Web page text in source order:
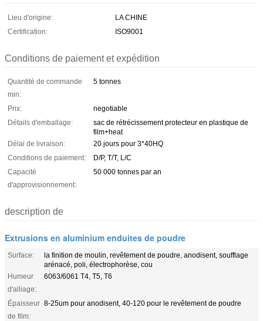
Lieu d'origine:
LA CHINE
Certification:
ISO9001
Conditions de paiement et expédition
Quantité de commande
min:
5 tonnes
Prix:
negotiable
Détails d'emballage:
sac de rétrécissement protecteur en plastique de
film+heat
Délai de livraison:
20 jours pour 3*40HQ
Conditions de paiement:
D/P, T/T, L/C
Capacité
d'approvisionnement:
50 000 tonnes par an
description de
Extrusions en aluminium enduites de poudre
Surface:
la finition de moulin, revêtement de poudre, anodisent, soufflage
arénacé, poli, électrophorèse, cou
Humeur
d'alliage:
6063/6061 T4, T5, T6
Épaisseur
de film:
8-25um pour anodisent, 40-120 pour le revêtement de poudre